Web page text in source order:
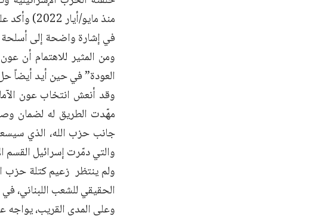
منذ مايو/
في إشارة واضحة إلى أسلحة
ومن المثير للاهتمام أن
العودة” في حين أيد أيضاً
وقد أنعش انتخاب عون
مهّدت الطريق له لضمان
جانب حزب الله، الذي
والتي دمّرت إسرائيل القسم
ولم ينتظر زعيم كتلة حزب
الحقيقي للشعب اللبناني،
وعلى المدى القريب، يواجه